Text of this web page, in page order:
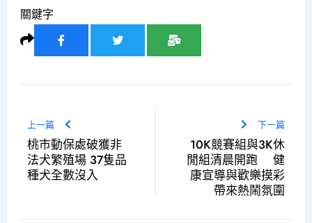
關鍵字
上一篇
桃市動保處破獲非
法犬繁殖場 37隻品
種犬全數沒入
下一篇
10K競賽組與3K休
閒組清晨開跑 健
康宣導與歡樂摸彩
帶來熱鬧氛圍